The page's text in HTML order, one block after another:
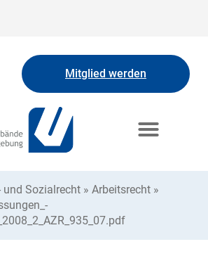
Mitglied werden
und Sozialrecht » Arbeitsrecht »